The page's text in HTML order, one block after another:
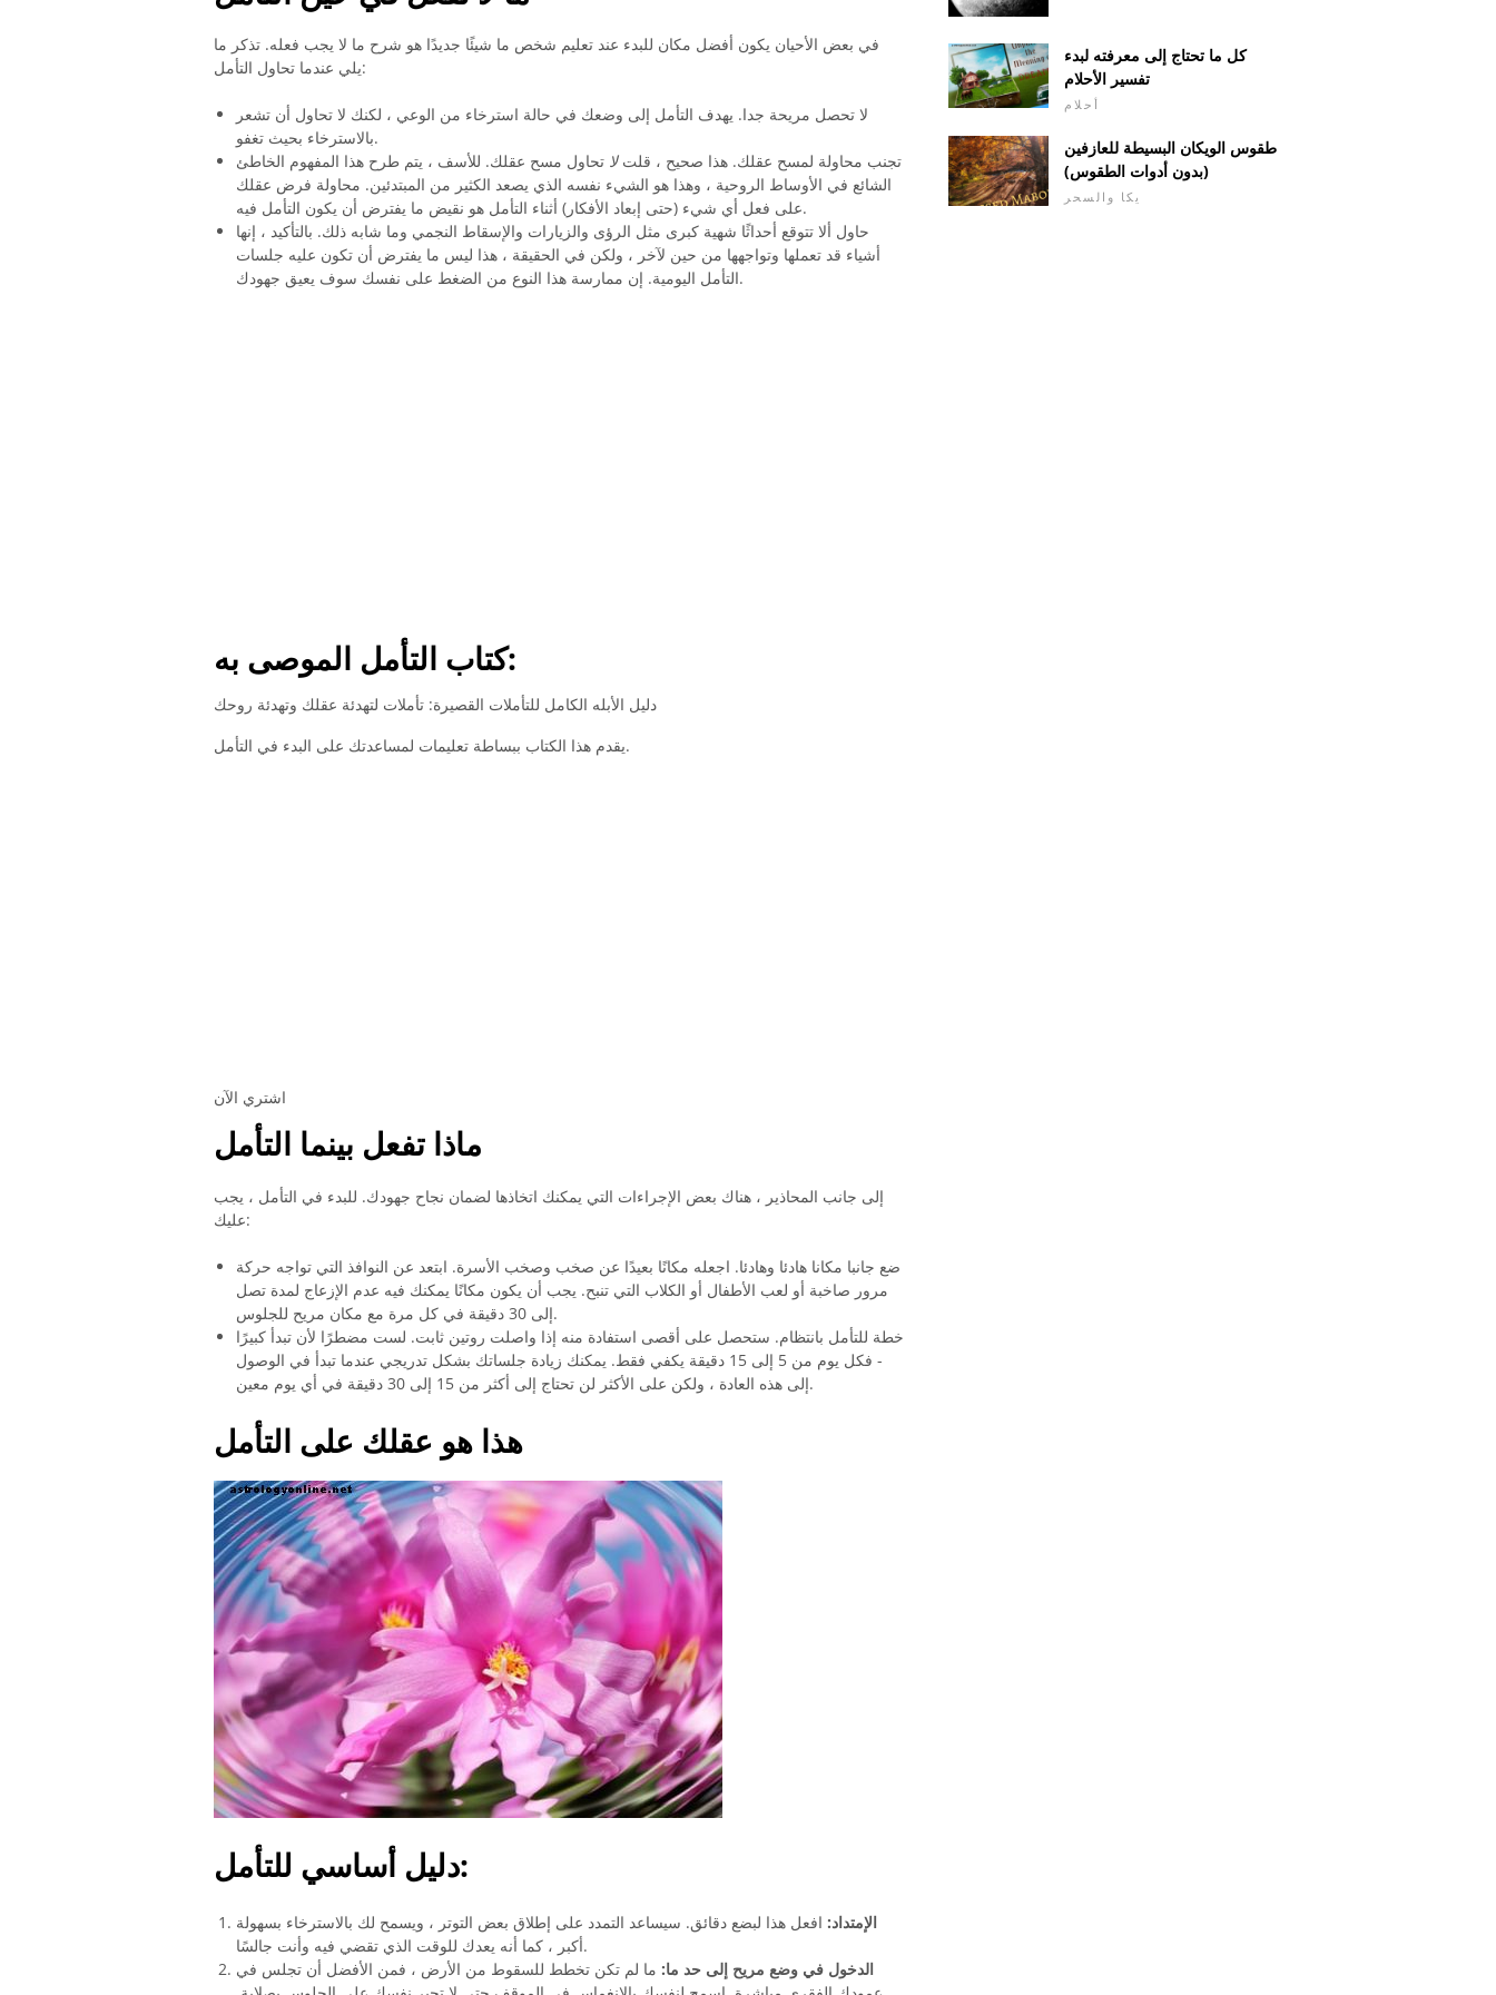
في بعض الأحيان يكون أفضل مكان للبدء عند تعليم شخص ما شيئًا جديدًا هو شرح ما لا يجب فعله. تذكر ما
يلي عندما تحاول التأمل:
لا تحصل مريحة جدا. يهدف التأمل إلى وضعك في حالة استرخاء من الوعي ، لكنك لا تحاول أن تشعر
بالاسترخاء بحيث تغفو.
تجنب محاولة لمسح عقلك. هذا صحيح ، قلتلا تحاول مسح عقلك. للأسف ، يتم طرح هذا المفهوم الخاطئ
الشائع في الأوساط الروحية ، وهذا هو الشيء نفسه الذي يصعد الكثير من المبتدئين. محاولة فرض عقلك
على فعل أي شيء (حتى إبعاد الأفكار) أثناء التأمل هو نقيض ما يفترض أن يكون التأمل فيه.
حاول ألا تتوقع أحداثًا شهية كبرى مثل الرؤى والزيارات والإسقاط النجمي وما شابه ذلك. بالتأكيد ، إنها
أشياء قد تعملها وتواجهها من حين لآخر ، ولكن في الحقيقة ، هذا ليس ما يفترض أن تكون عليه جلسات
التأمل اليومية. إن ممارسة هذا النوع من الضغط على نفسك سوف يعيق جهودك.
كتاب التأمل الموصى به:
دليل الأبله الكامل للتأملات القصيرة: تأملات لتهدئة عقلك وتهدئة روحك
يقدم هذا الكتاب ببساطة تعليمات لمساعدتك على البدء في التأمل.
اشتري الآن
ماذا تفعل بينما التأمل
إلى جانب المحاذير ، هناك بعض الإجراءات التي يمكنك اتخاذها لضمان نجاح جهودك. للبدء في التأمل ، يجب
عليك:
ضع جانبا مكانا هادئا وهادئا. اجعله مكانًا بعيدًا عن صخب وصخب الأسرة. ابتعد عن النوافذ التي تواجه حركة
مرور صاخبة أو لعب الأطفال أو الكلاب التي تنبح. يجب أن يكون مكانًا يمكنك فيه عدم الإزعاج لمدة تصل
إلى 30 دقيقة في كل مرة مع مكان مريح للجلوس.
خطة للتأمل بانتظام. ستحصل على أقصى استفادة منه إذا واصلت روتين ثابت. لست مضطرًا لأن تبدأ كبيرًا
- فكل يوم من 5 إلى 15 دقيقة يكفي فقط. يمكنك زيادة جلساتك بشكل تدريجي عندما تبدأ في الوصول
إلى هذه العادة ، ولكن على الأكثر لن تحتاج إلى أكثر من 15 إلى 30 دقيقة في أي يوم معين.
هذا هو عقلك على التأمل
دليل أساسي للتأمل:
الإمتداد: افعل هذا لبضع دقائق. سيساعد التمدد على إطلاق بعض التوتر ، ويسمح لك بالاسترخاء بسهولة
أكبر ، كما أنه يعدك للوقت الذي تقضي فيه وأنت جالسًا.
الدخول في وضع مريح إلى حد ما: ما لم تكن تخطط للسقوط من الأرض ، فمن الأفضل أن تجلس في
كل ما تحتاج إلى معرفته لبدء
تفسير الأحلام
أحلام
طقوس الويكان البسيطة للعازفين
(بدون أدوات الطقوس)
يكا والسحر